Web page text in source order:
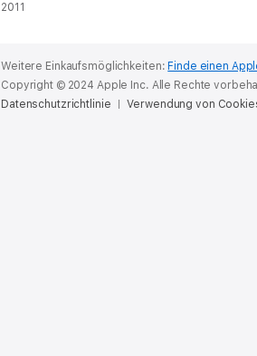
2011
Weitere Einkaufsmöglichkeiten: Finde einen
Copyright © 2024 Apple Inc. Alle Rechte
Datenschutzrichtlinie
Verwendung von